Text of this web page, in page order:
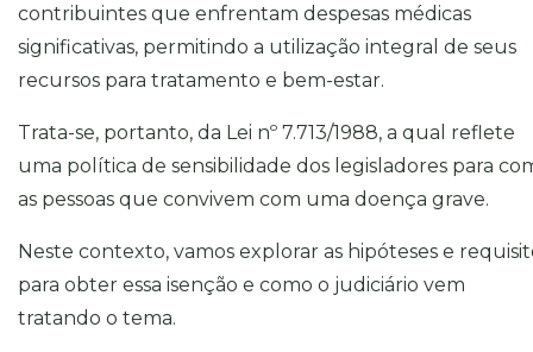
contribuintes que enfrentam despesas médicas
significativas, permitindo a utilização integral de seus
recursos para tratamento e bem-estar.
Trata-se, portanto, da Lei nº 7.713/1988, a qual reflete
uma política de sensibilidade dos legisladores para
as pessoas que convivem com uma doença grave.
Neste contexto, vamos explorar as hipóteses e
para obter essa isenção e como o judiciário vem
tratando o tema.